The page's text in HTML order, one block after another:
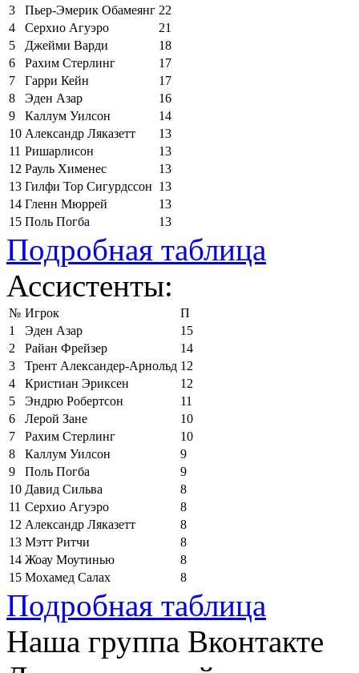
3
Пьер-Эмерик Обамеянг 22
4
Серхио Агуэро
21
5
Джейми Варди
18
6
Рахим Стерлинг
17
7
Гарри Кейн
17
8
Эден Азар
16
9
Каллум Уилсон
14
10 Александр Ляказетт
13
11 Ришарлисон
13
12 Рауль Хименес
13
13 Гилфи Тор Сигурдссон 13
14 Гленн Мюррей
13
15 Поль Погба 13
Подробная таблица
Ассистенты:
№ Игрок
П
1
Эден Азар
15
2
Райан Фрейзер
14
3
Трент Александер-Арнольд 12
4
Кристиан Эриксен
12
5
Эндрю Робертсон
11
6
Лерой Зане
10
7
Рахим Стерлинг
10
8
Каллум Уилсон
9
9
Поль Погба
9
10 Давид Сильва
8
11 Серхио Агуэро
8
12 Александр Ляказетт
8
13 Мэтт Ритчи
8
14 Жоау Моутинью
8
15 Мохамед Салах 8
Подробная таблица
Наша группа Вконтакте